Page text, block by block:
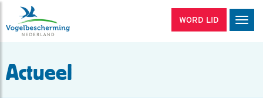
WORD LID
Actueel